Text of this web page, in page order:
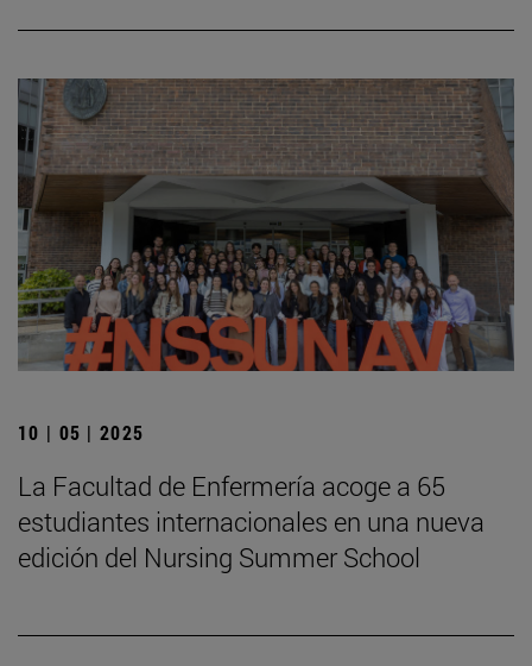
10 | 05 | 2025
La Facultad de Enfermería acoge a 65
estudiantes internacionales en una nueva
edición del Nursing Summer School